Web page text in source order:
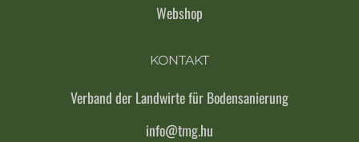
Webshop
KONTAKT
Verband der Landwirte für Bodensanierung
info@tmg.hu